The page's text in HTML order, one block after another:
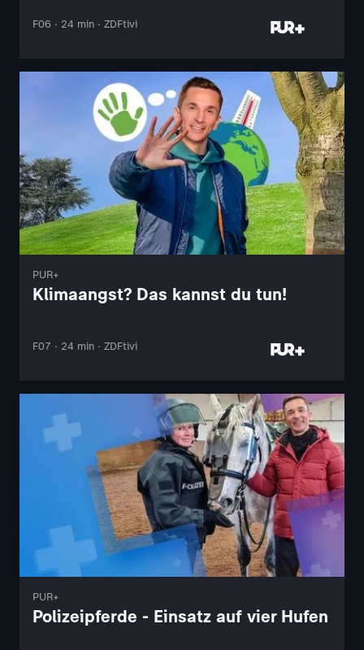
F06 · 24 min · ZDFtivi
PUR+
Klimaangst? Das kannst du tun!
F07 · 24 min · ZDFtivi
PUR+
Polizeipferde - Einsatz auf vier Hufen